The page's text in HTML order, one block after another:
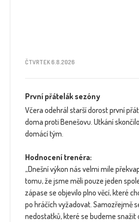
ČTVRTEK 6.8.2026
První přátelák sezóny
Včera odehrál starší dorost první
doma proti Benešovu. Utkání
domácí tým.
Hodnocení trenéra:
„Dnešní výkon nás velmi mile
tomu, že jsme měli pouze jeden
zápase se objevilo plno věcí, které
po hráčích vyžadovat. Samozřejmě
nedostatků, které se budeme snažit